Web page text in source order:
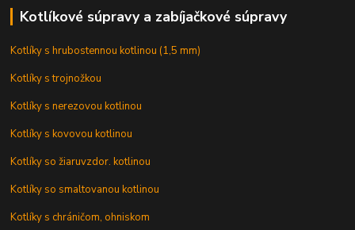
Kotlíkové súpravy a zabíjačkové súpravy
Kotlíky s hrubostennou kotlinou (1,5 mm)
Kotlíky s trojnožkou
Kotlíky s nerezovou kotlinou
Kotlíky s kovovou kotlinou
Kotlíky so žiaruvzdor. kotlinou
Kotlíky so smaltovanou kotlinou
Kotlíky s chráničom, ohniskom